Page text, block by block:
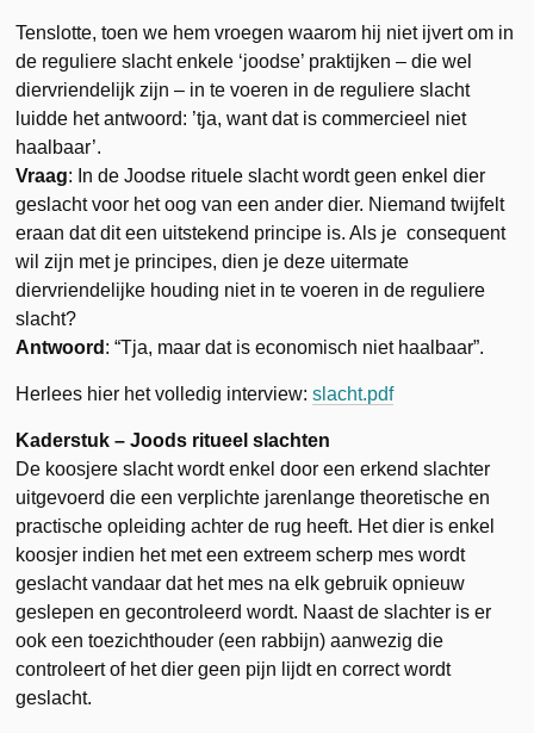
Tenslotte, toen we hem vroegen waarom hij niet ijvert om in
de reguliere slacht enkele ‘joodse’ praktijken – die wel
diervriendelijk zijn – in te voeren in de reguliere slacht
luidde het antwoord: ’tja, want dat is commercieel niet
haalbaar’.
Vraag: In de Joodse rituele slacht wordt geen enkel dier
geslacht voor het oog van een ander dier. Niemand twijfelt
eraan dat dit een uitstekend principe is. Als je consequent
wil zijn met je principes, dien je deze uitermate
diervriendelijke houding niet in te voeren in de reguliere
slacht?
Antwoord : “Tja, maar dat is economisch niet haalbaar”.
Herlees hier het volledig interview:slacht.pdf
Kaderstuk – Joods ritueel slachten
De koosjere slacht wordt enkel door een erkend slachter
uitgevoerd die een verplichte jarenlange theoretische en
practische opleiding achter de rug heeft. Het dier is enkel
koosjer indien het met een extreem scherp mes wordt
geslacht vandaar dat het mes na elk gebruik opnieuw
geslepen en gecontroleerd wordt. Naast de slachter is er
ook een toezichthouder (een rabbijn) aanwezig die
controleert of het dier geen pijn lijdt en correct wordt
geslacht.